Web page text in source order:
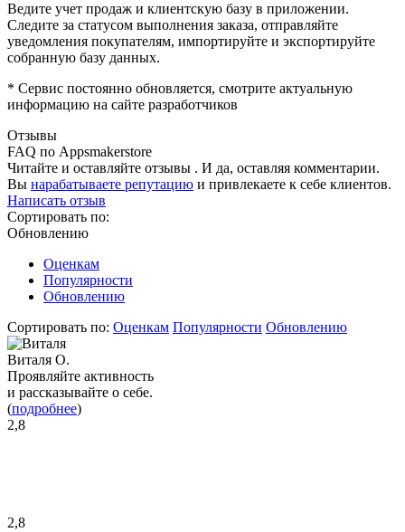
Ведите учет продаж и клиентскую базу в приложении.
Следите за статусом выполнения заказа, отправляйте
уведомления покупателям, импортируйте и экспортируйте
собранную базу данных.
* Сервис постоянно обновляется, смотрите актуальную
информацию на сайте разработчиков
Отзывы
FAQ по Appsmakerstore
Читайте и оставляйте отзывы . И да, оставляя комментарии.
Вы нарабатываете репутацию и привлекаете к себе клиентов.
Написать отзыв
Сортировать по:
Обновлению
Оценкам
Популярности
Обновлению
Сортировать по: Оценкам Популярности Обновлению
Виталя О.
Проявляйте активность
и рассказывайте о себе.
(подробнее)
2,8
2,8